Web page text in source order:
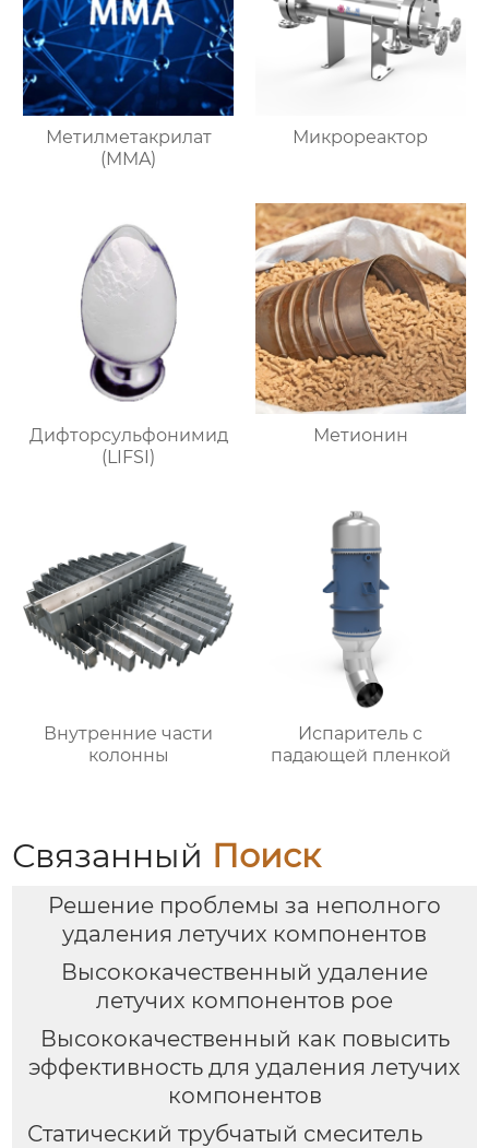
Метилметакрилат
(MMA)
Микрореактор
Дифторсульфонимид
(LIFSI)
Метионин
Внутренние части
колонны
Испаритель c
падающей пленкой
Связанный Поиск
Решение проблемы за неполного
удаления летучих компонентов
Высококачественный удаление
летучих компонентов poe
Высококачественный как повысить
эффективность для удаления летучих
компонентов
Статический трубчатый смеситель